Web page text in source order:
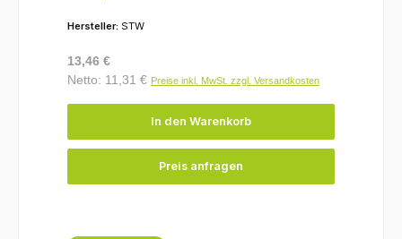
Hersteller: STW
Regulärer Preis:
13,46 €
Netto: 11,31 € Preise inkl. MwSt. zzgl. Versandkosten
In den Warenkorb
Preis anfragen